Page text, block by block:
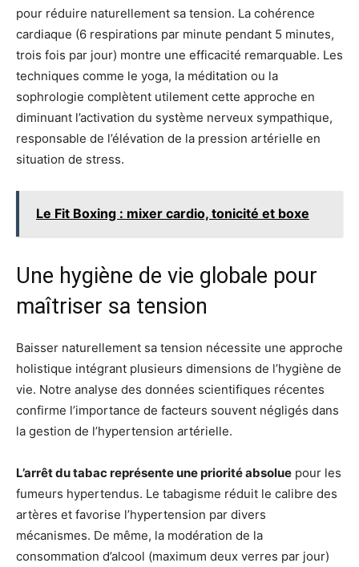
pour réduire naturellement sa tension. La cohérence
cardiaque (6 respirations par minute pendant 5 minutes,
trois fois par jour) montre une efficacité remarquable. Les
techniques comme le yoga, la méditation ou la
sophrologie complètent utilement cette approche en
diminuant l’activation du système nerveux sympathique,
responsable de l’élévation de la pression artérielle en
situation de stress.
Le Fit Boxing : mixer cardio, tonicité et boxe
Une hygiène de vie globale pour
maîtriser sa tension
Baisser naturellement sa tension nécessite une approche
holistique intégrant plusieurs dimensions de l’hygiène de
vie. Notre analyse des données scientifiques récentes
confirme l’importance de facteurs souvent négligés dans
la gestion de l’hypertension artérielle.
L’arrêt du tabac représente une priorité absolue pour les
fumeurs hypertendus. Le tabagisme réduit le calibre des
artères et favorise l’hypertension par divers
mécanismes. De même, la modération de la
consommation d’alcool (maximum deux verres par jour)